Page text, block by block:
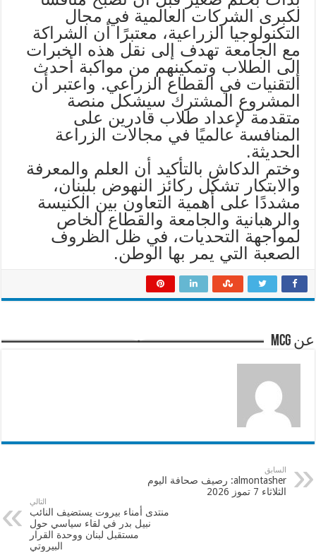
لكبرى الشركات العالمية في مجال
التكنولوجيا الزراعية، معتبرًا أن الشراكة
مع الجامعة تهدف إلى نقل هذه الخبرات
إلى الطلاب وتمكينهم من مواكبة أحدث
التقنيات في القطاع الزراعي. واعتبر أن
المشروع المشترك سيشكل منصة
متقدمة لإعداد طلاب قادرين على
المنافسة عالميًا في مجالات الزراعة
الحديثة.
وختم الدكاش بالتأكيد أن العلم والمعرفة
والابتكار تشكل ركائز النهوض بلبنان،
مشددًا على أهمية التعاون بين الكنيسة
والرهبانية والجامعة والقطاع الخاص
لمواجهة التحديات، في ظل الظروف
الصعبة التي يمر بها الوطن.
عن mcg
السابق
almontasher: رصيف صحافة اليوم
الثلاثاء 7 تموز 2026
التالي
منتدى أمناء بيروت يستضيف النائب
نبيل بدر في لقاء سياسي حول
مستقبل لبنان ووحدة القرار
البيروتي